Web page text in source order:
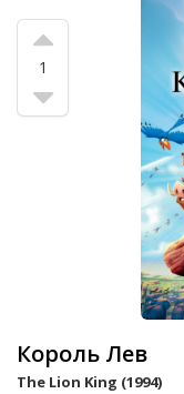
1
Король Лев
The Lion King (1994)